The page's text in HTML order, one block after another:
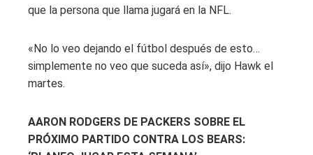
que la persona que llama jugará en la NFL.
«No lo veo dejando el fútbol después de esto…
simplemente no veo que suceda así», dijo Hawk el
martes.
AARON RODGERS DE PACKERS SOBRE EL
PRÓXIMO PARTIDO CONTRA LOS BEARS: